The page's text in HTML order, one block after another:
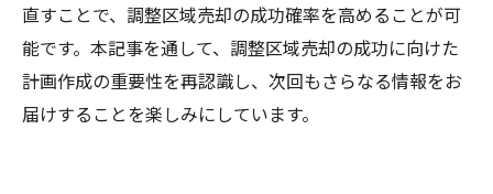
直すことで、調整区域売却の成功確率を高めることが可
能です。本記事を通して、調整区域売却の成功に向けた
計画作成の重要性を再認識し、次回もさらなる情報をお
届けすることを楽しみにしています。